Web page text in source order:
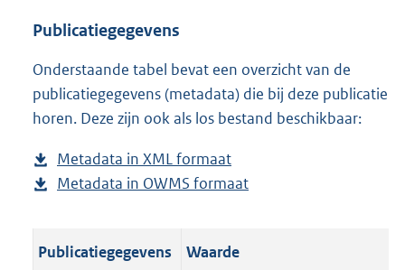
w
l
o
a
p
u
l
s
a
n
d
g
r
o
Publicatiegegevens
Onderstaande tabel bevat een overzicht van de
publicatiegegevens (metadata) die bij deze publicatie
horen. Deze zijn ook als los bestand beschikbaar:
Metadata in XML formaat
e
a
Metadata in OWMS formaat
Publicatiegegevens Waarde